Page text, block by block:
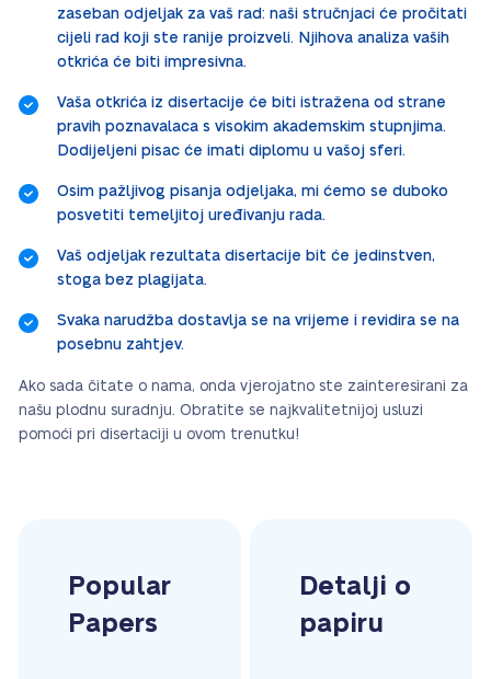
zaseban odjeljak za vaš rad: naši stručnjaci će pročitati
cijeli rad koji ste ranije proizveli. Njihova analiza vaših
otkrića će biti impresivna.
Vaša otkrića iz disertacije će biti istražena od strane
pravih poznavalaca s visokim akademskim stupnjima.
Dodijeljeni pisac će imati diplomu u vašoj sferi.
Osim pažljivog pisanja odjeljaka, mi ćemo se duboko
posvetiti temeljitoj uređivanju rada.
Vaš odjeljak rezultata disertacije bit će jedinstven,
stoga bez plagijata.
Svaka narudžba dostavlja se na vrijeme i revidira se na
posebnu zahtjev.
Ako sada čitate o nama, onda vjerojatno ste zainteresirani za
našu plodnu suradnju. Obratite se najkvalitetnijoj usluzi
pomoći pri disertaciji u ovom trenutku!
Popular
Papers
Detalji o
papiru